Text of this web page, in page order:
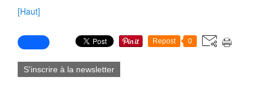
[Haut]
Repost 0
S'inscrire à la newsletter